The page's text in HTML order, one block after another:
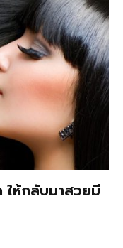
ห้กลับมาสวยมี